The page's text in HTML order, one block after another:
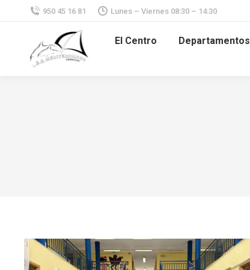
950 45 16 81 Lunes – Viernes 08:30 – 14:30
El Centro Departamentos